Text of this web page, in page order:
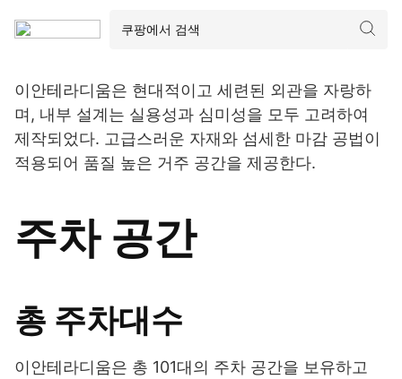
이안테라디움은 현대적이고 세련된 외관을 자랑하
며, 내부 설계는 실용성과 심미성을 모두 고려하여
제작되었다. 고급스러운 자재와 섬세한 마감 공법이
적용되어 품질 높은 거주 공간을 제공한다.
주차 공간
총 주차대수
이안테라디움은 총 101대의 주차 공간을 보유하고